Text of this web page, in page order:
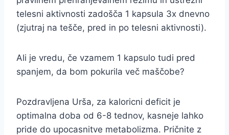
telesni aktivnosti zadošča 1 kapsula 3x dnevno
(zjutraj na tešče, pred in po telesni aktivnosti).
Ali je vredu, če vzamem 1 kapsulo tudi pred
spanjem, da bom pokurila več maščobe?
Pozdravljena Urša, za kaloricni deficit je
optimalna doba od 6-8 tednov, kasneje lahko
pride do upocasnitve metabolizma. Pričnite z